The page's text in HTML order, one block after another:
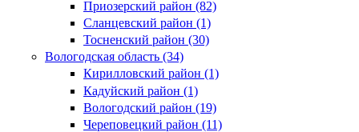
Приозерский район (82)
Сланцевский район (1)
Тосненский район (30)
Вологодская область (34)
Кирилловский район (1)
Кадуйский район (1)
Вологодский район (19)
Череповецкий район (11)